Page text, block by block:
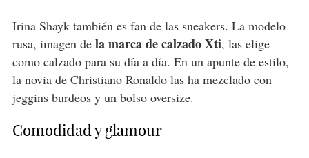
Irina Shayk también es fan de las sneakers. La modelo
rusa, imagen dela marca de calzado Xti, las elige
como calzado para su día a día. En un apunte de estilo,
la novia de Christiano Ronaldo las ha mezclado con
jeggins burdeos y un bolso oversize.
Comodidad y glamour